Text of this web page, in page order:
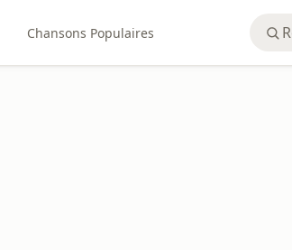
Chansons Populaires